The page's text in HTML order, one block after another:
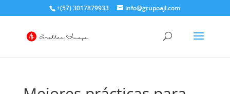
+(57) 3017879933 info@grupoajl.com